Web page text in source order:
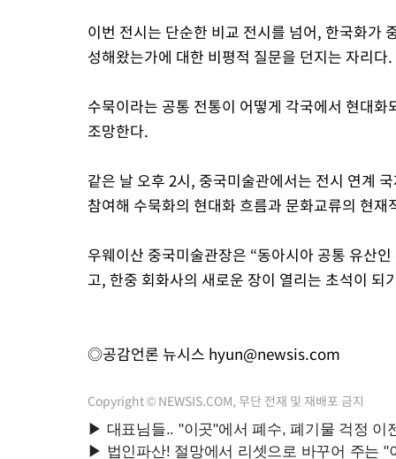
이번 전시는 단순한 비교 전시를 넘어, 한국화가
성해왔는가에 대한 비평적 질문을 던지는 자리다.
수묵이라는 공통 전통이 어떻게 각국에서 현대
조망한다.
같은 날 오후 2시, 중국미술관에서는 전시 연계
참여해 수묵화의 현대화 흐름과 문화교류의 현재
우웨이산 중국미술관장은 “동아시아 공통 유산
고, 한중 회화사의 새로운 장이 열리는 초석이
◎공감언론 뉴시스 hyun@newsis.com
Copyright © NEWSIS.COM, 무단 전재 및 재배포 금지